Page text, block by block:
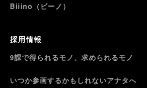
Biiino（ビーノ）
採用情報
9課で得られるモノ、求められるモノ
いつか参画するかもしれないアナタへ